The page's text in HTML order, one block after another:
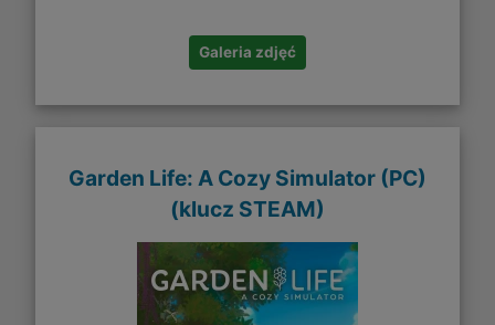
Galeria zdjęć
Garden Life: A Cozy Simulator (PC)
(klucz STEAM)